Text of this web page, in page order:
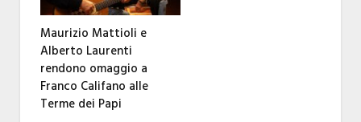
Maurizio Mattioli e
Alberto Laurenti
rendono omaggio a
Franco Califano alle
Terme dei Papi